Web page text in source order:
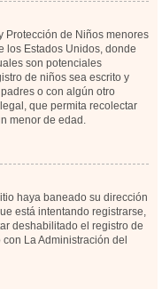
Protección de Niños menores
los Estados Unidos, donde
son potenciales
de niños sea escrito y
o con algún otro
que permita recolectar
menor de edad.
haya baneado su dirección
está intentando registrarse,
deshabilitado el registro de
La Administración del